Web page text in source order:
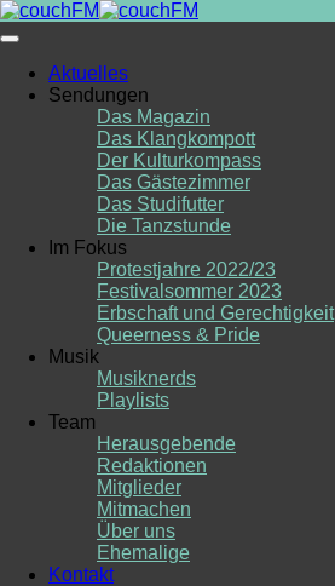
Skip
to
Aktuelles
Sendungen
Das Magazin
Das Klangkompott
Der Kulturkompass
Das Gästezimmer
Das Studifutter
Die Tanzstunde
Im Fokus
Protestjahre 2022/23
Festivalsommer 2023
Erbschaft und Gerechtigkeit
Queerness & Pride
Musik
Musiknerds
Playlists
Team
Herausgebende
Redaktionen
Mitglieder
Mitmachen
Über uns
Ehemalige
Kontakt